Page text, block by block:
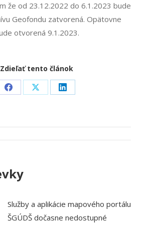
že od 23.12.2022 do 6.1.2023 bude
Geofondu zatvorená. Opätovne
otvorená 9.1.2023.
Zdieľať tento článok
Share
Facebook
Share
X
Share
LinkedIn
Služby a aplikácie mapového portálu
ŠGÚDŠ dočasne nedostupné